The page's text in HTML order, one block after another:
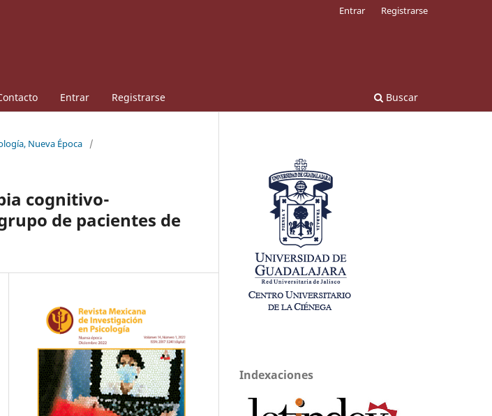
Entrar Registrarse Buscar
Entrar Registrarse
Nueva Época
/
cognitivo-
de pacientes de
Indexaciones